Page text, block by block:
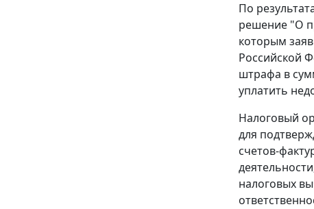
По
решение "О
которым
Российской
штрафа в
уплатить
Налоговый
для
счетов-
налоговых